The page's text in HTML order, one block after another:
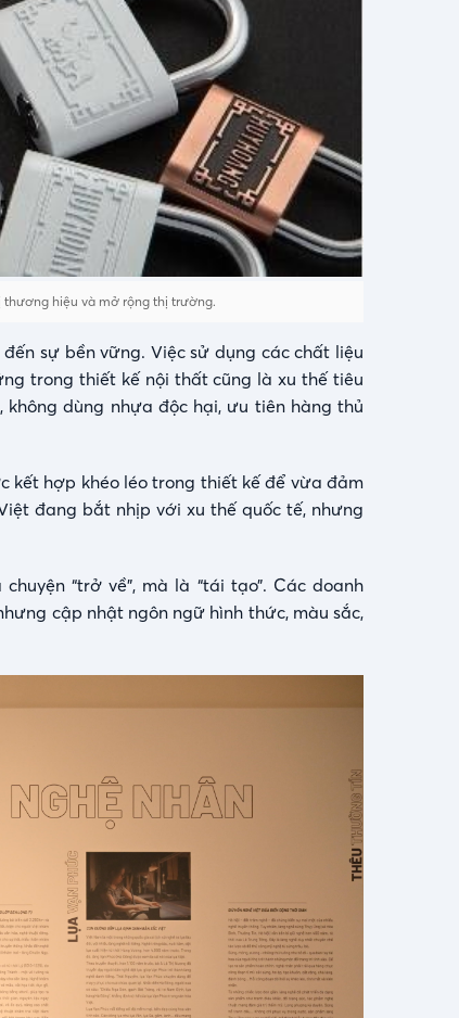
thương hiệu và mở rộng thị trường.
sự bền vững. Việc sử dụng các chất liệu
trong thiết kế nội thất cũng là xu thế tiêu
dùng nhựa độc hại, ưu tiên hàng thủ
kết hợp khéo léo trong thiết kế để vừa đảm
đang bắt nhịp với xu thế quốc tế, nhưng
“trở về”, mà là “tái tạo”. Các doanh
cập nhật ngôn ngữ hình thức, màu sắc,